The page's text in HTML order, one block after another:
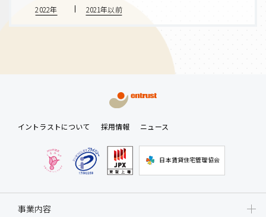
2022年
2021年以前
イントラストについて 採用情報 ニュース
日本賃貸住宅管理協会
事業内容